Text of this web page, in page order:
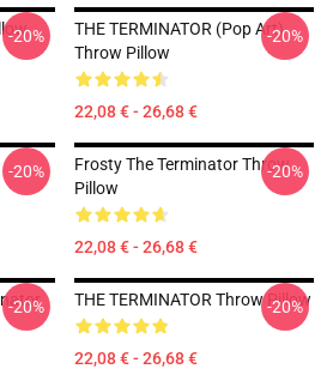
-20%
THE TERMINATOR (Pop Art)
Throw Pillow
22,08 € - 26,68 €
-20%
-20%
Frosty The Terminator Throw
Pillow
22,08 € - 26,68 €
-20%
-20% THE TERMINATOR Throw Pillow
22,08 € - 26,68 €
-20%